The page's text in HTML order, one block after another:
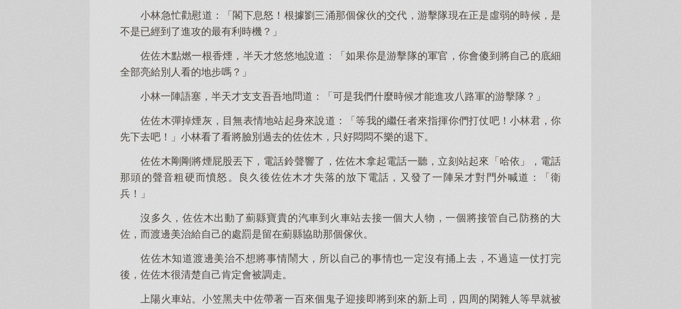
小林急忙勸慰道：「閣下息怒！根據劉三涌那個傢伙的交代，游擊隊現在正是虛弱的時候，是
不是已經到了進攻的最有利時機？」
佐佐木點燃一根香煙，半天才悠悠地說道：「如果你是游擊隊的軍官，你會傻到將自己的底細
全部亮給別人看的地步嗎？」
小林一陣語塞，半天才支支吾吾地問道：「可是我們什麼時候才能進攻八路軍的游擊隊？」
佐佐木彈掉煙灰，目無表情地站起身來說道：「等我的繼任者來指揮你們打仗吧！小林君，你
先下去吧！」小林看了看將臉別過去的佐佐木，只好悶悶不樂的退下。
佐佐木剛剛將煙屁股丟下，電話鈴聲響了，佐佐木拿起電話一聽，立刻站起來「哈依」，電話
那頭的聲音粗硬而憤怒。良久後佐佐木才失落的放下電話，又發了一陣呆才對門外喊道：「衛
兵！」
沒多久，佐佐木出動了薊縣寶貴的汽車到火車站去接一個大人物，一個將接管自己防務的大
佐，而渡邊美治給自己的處罰是留在薊縣協助那個傢伙。
佐佐木知道渡邊美治不想將事情鬧大，所以自己的事情也一定沒有捅上去，不過這一仗打完
後，佐佐木很清楚自己肯定會被調走。
上陽火車站。小笠黑夫中佐帶著一百來個鬼子迎接即將到來的新上司，四周的閑雜人等早就被